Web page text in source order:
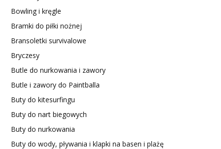
Bowling i kręgle
Bramki do piłki nożnej
Bransoletki survivalowe
Bryczesy
Butle do nurkowania i zawory
Butle i zawory do Paintballa
Buty do kitesurfingu
Buty do nart biegowych
Buty do nurkowania
Buty do wody, pływania i klapki na basen i plażę